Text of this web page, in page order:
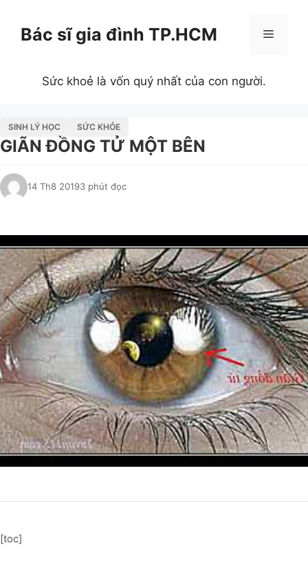
Bác sĩ gia đình TP.HCM Menu
Sức khoẻ là vốn quý nhất của con người.
SINH LÝ HỌC SỨC KHỎE
GIÃN ĐỒNG TỬ MỘT BÊN
14 Th8 20193 phút đọc
[toc]